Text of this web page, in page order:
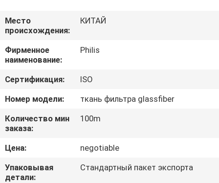
НАС
ПУТЕШЕСТВИЕ
ФАБРИКИ
ПРОВЕРКА
КАЧЕСТВА
СВЯЖИТЕСЬ
МЫ
Место
происхождения:
КИТАЙ
Фирменное
наименование:
Philis
Сертификация:
ISO
Номер модели:
ткань фильтра glassfiber
Количество мин
заказа:
100m
Цена:
negotiable
Упаковывая
детали:
Стандартный пакет экспорта